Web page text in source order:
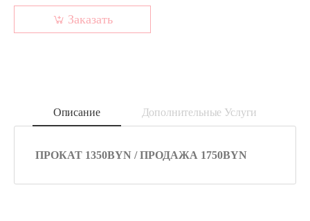
Заказать
Описание Дополнительные Услуги
ПРОКАТ 1350BYN / ПРОДАЖА 1750BYN